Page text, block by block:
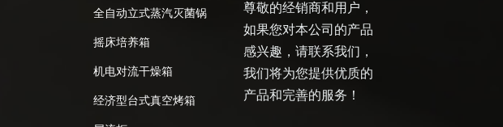
全自动立式蒸汽灭菌锅
摇床培养箱
机电对流干燥箱
经济型台式真空烤箱
尊敬的经销商和用户，
如果您对本公司的产品
感兴趣，请联系我们，
我们将为您提供优质的
产品和完善的服务！